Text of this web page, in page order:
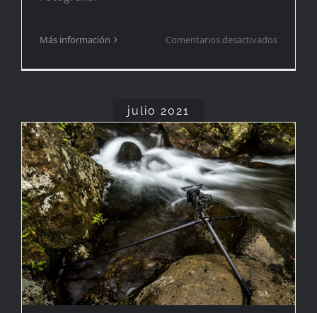
Más información Comentarios desactivadosen
julio 2021
¡Qué calor!